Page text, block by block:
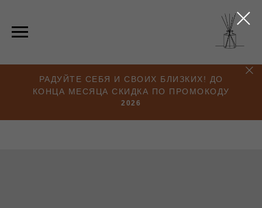
РАДУЙТЕ СЕБЯ И СВОИХ БЛИЗКИХ! ДО
КОНЦА МЕСЯЦА СКИДКА ПО ПРОМОКОДУ
2026